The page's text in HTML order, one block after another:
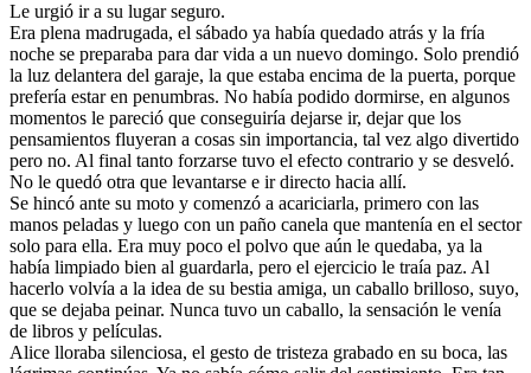
Le urgió ir a su lugar seguro.
Era plena madrugada, el sábado ya había quedado atrás y la fría
noche se preparaba para dar vida a un nuevo domingo. Solo prendió
la luz delantera del garaje, la que estaba encima de la puerta, porque
prefería estar en penumbras. No había podido dormirse, en algunos
momentos le pareció que conseguiría dejarse ir, dejar que los
pensamientos fluyeran a cosas sin importancia, tal vez algo divertido
pero no. Al final tanto forzarse tuvo el efecto contrario y se desveló.
No le quedó otra que levantarse e ir directo hacia allí.
Se hincó ante su moto y comenzó a acariciarla, primero con las
manos peladas y luego con un paño canela que mantenía en el sector
solo para ella. Era muy poco el polvo que aún le quedaba, ya la
había limpiado bien al guardarla, pero el ejercicio le traía paz. Al
hacerlo volvía a la idea de su bestia amiga, un caballo brilloso, suyo,
que se dejaba peinar. Nunca tuvo un caballo, la sensación le venía
de libros y películas.
Alice lloraba silenciosa, el gesto de tristeza grabado en su boca, las